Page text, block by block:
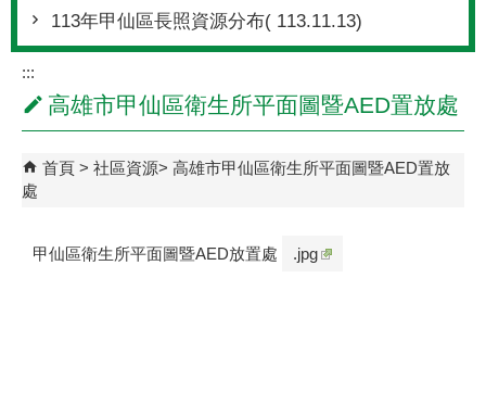
113年甲仙區長照資源分布( 113.11.13)
:::
高雄市甲仙區衛生所平面圖暨AED置放處
首頁 社區資源
高雄市甲仙區衛生所平面圖暨AED置放
處
甲仙區衛生所平面圖暨AED放置處 .jpg